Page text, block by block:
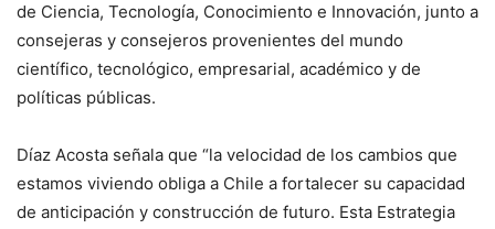
de Ciencia, Tecnología, Conocimiento e Innovación, junto a
consejeras y consejeros provenientes del mundo
científico, tecnológico, empresarial, académico y de
políticas públicas.
Díaz Acosta señala que “la velocidad de los cambios que
estamos viviendo obliga a Chile a fortalecer su capacidad
de anticipación y construcción de futuro. Esta Estrategia